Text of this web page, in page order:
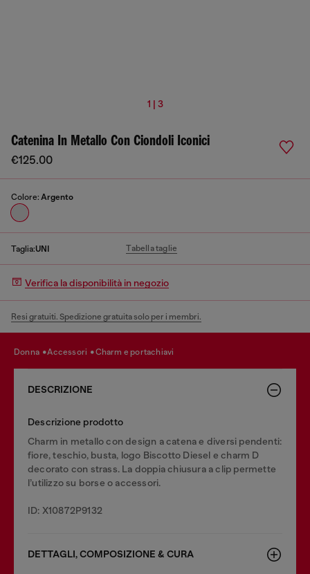
1 | 3
Catenina In Metallo Con Ciondoli Iconici
€125.00
Colore: Argento
Taglia:UNI Tabella taglie
Verifica la disponibilità in negozio
Resi gratuiti. Spedizione gratuita solo per i membri.
donna accessori charm e portachiavi
DESCRIZIONE
Descrizione prodotto
Charm in metallo con design a catena e diversi pendenti:
fiore, teschio, busta, logo Biscotto Diesel e charm D
decorato con strass. La doppia chiusura a clip permette
l’utilizzo su borse o accessori.
ID: X10872P9132
DETTAGLI, COMPOSIZIONE & CURA